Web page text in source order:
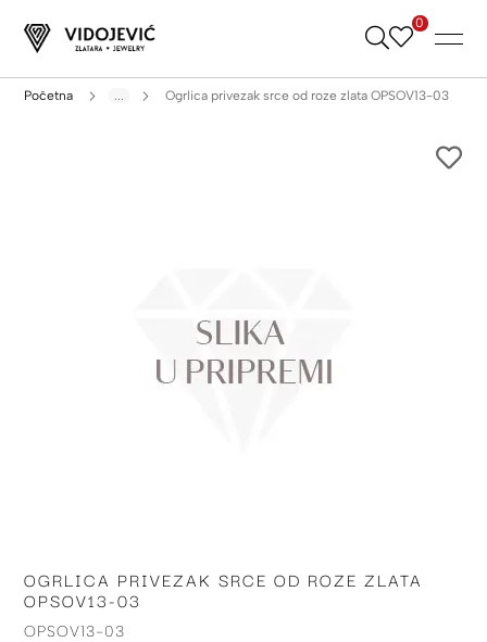
Skip
Content
0
Početna ... Ogrlica privezak srce od roze zlata OPSOV13-03
Skip
to
the
OGRLICA PRIVEZAK SRCE OD ROZE ZLATA
OPSOV13-03
OPSOV13-03